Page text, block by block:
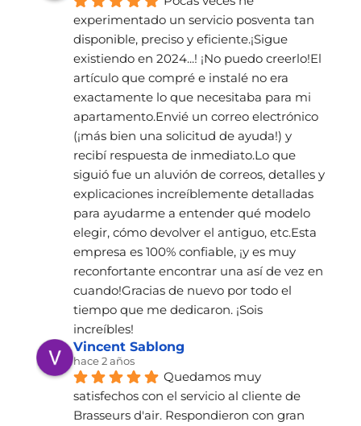
experimentado un servicio posventa tan
disponible, preciso y eficiente.¡Sigue
existiendo en 2024...! ¡No puedo creerlo!El
artículo que compré e instalé no era
exactamente lo que necesitaba para mi
apartamento.Envié un correo electrónico
(¡más bien una solicitud de ayuda!) y
recibí respuesta de inmediato.Lo que
siguió fue un aluvión de correos, detalles y
explicaciones increíblemente detalladas
para ayudarme a entender qué modelo
elegir, cómo devolver el antiguo, etc.Esta
empresa es 100% confiable, ¡y es muy
reconfortante encontrar una así de vez en
cuando!Gracias de nuevo por todo el
tiempo que me dedicaron. ¡Sois
increíbles!
Vincent Sablong
hace 2 años
Quedamos muy
satisfechos con el servicio al cliente de
Brasseurs d'air. Respondieron con gran